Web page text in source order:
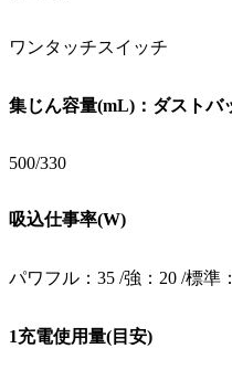
ワンタッチスイッチ
集じん容量(mL)：ダストバ
500/330
吸込仕事率(W)
パワフル：35 /強：20 /標準
1充電使用量(目安)